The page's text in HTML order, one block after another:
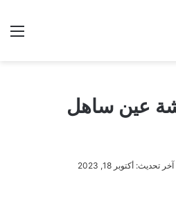
عين ساهل
آخر تحديث: أكتوبر 18, 2023